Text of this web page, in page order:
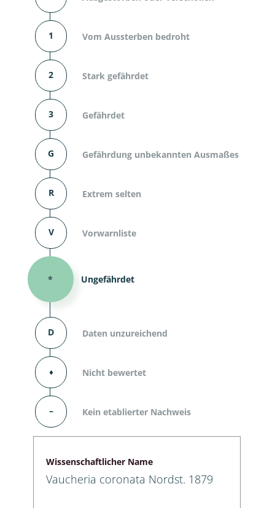
1 Vom Aussterben bedroht
2 Stark gefährdet
3 Gefährdet
G Gefährdung unbekannten Ausmaßes
R Extrem selten
V Vorwarnliste
* Ungefährdet
D Daten unzureichend
⬧ Nicht bewertet
– Kein etablierter Nachweis
Wissenschaftlicher Name
Vaucheria coronata Nordst. 1879